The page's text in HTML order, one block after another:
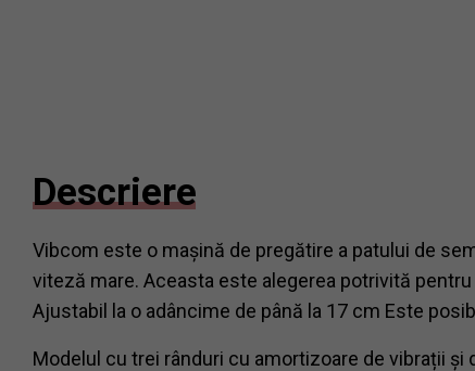
Descriere
Vibcom este o mașină de pregătire a patului de
viteză mare. Aceasta este alegerea potrivită
Ajustabil la o adâncime de până la 17 cm Este
Modelul cu trei rânduri cu amortizoare de vibrații